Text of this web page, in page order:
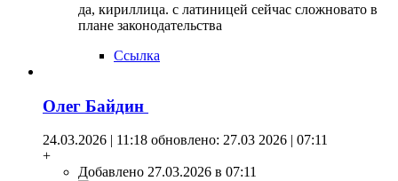
да, кириллица. с латиницей сейчас сложновато в
плане законодательства
Ссылка
Олег Байдин
24.03.2026 | 11:18 обновлено: 27.03 2026 | 07:11
+
Добавлено 27.03.2026 в 07:11